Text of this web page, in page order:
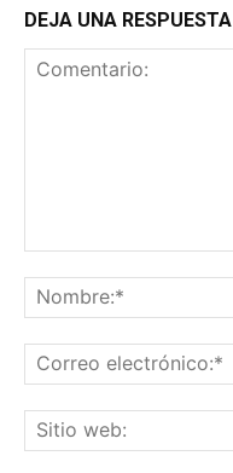
DEJA UNA RESPUESTA